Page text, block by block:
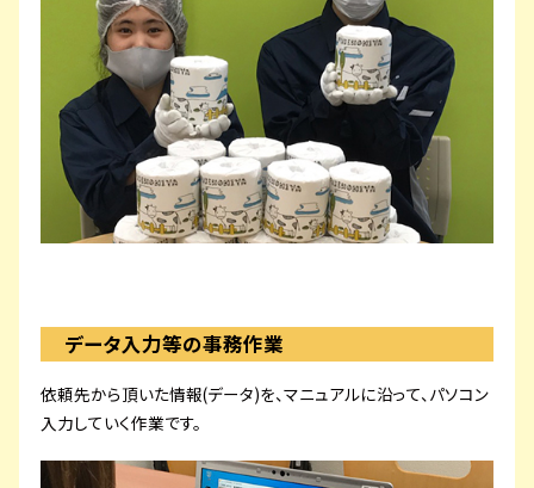
データ入力等の事務作業
依頼先から頂いた情報(データ)を、マニュアルに沿って、パソコン
入力していく作業です。